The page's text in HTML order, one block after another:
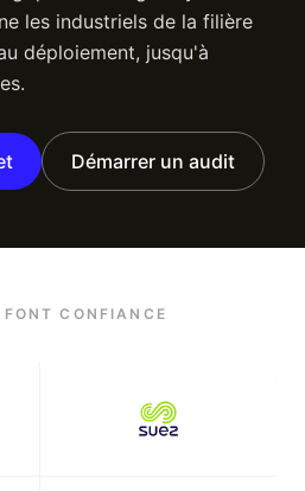
les industriels de la filière
déploiement, jusqu'à
Démarrer un audit
CONFIANCE